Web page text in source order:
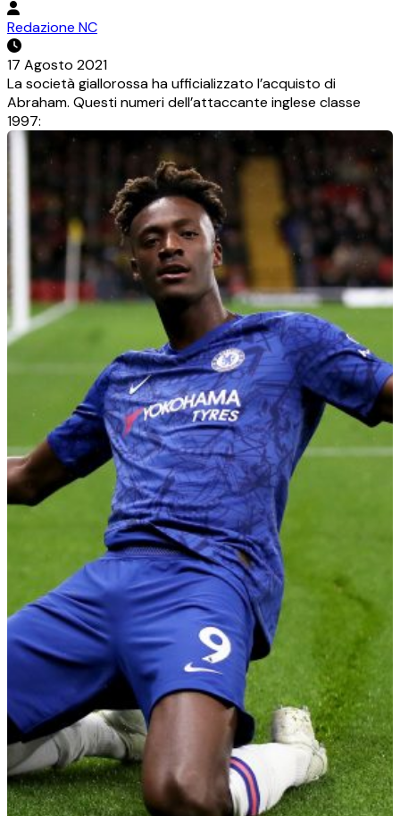
Redazione NC
17 Agosto 2021
La società giallorossa ha ufficializzato l’acquisto di
Abraham. Questi numeri dell’attaccante inglese classe
1997: